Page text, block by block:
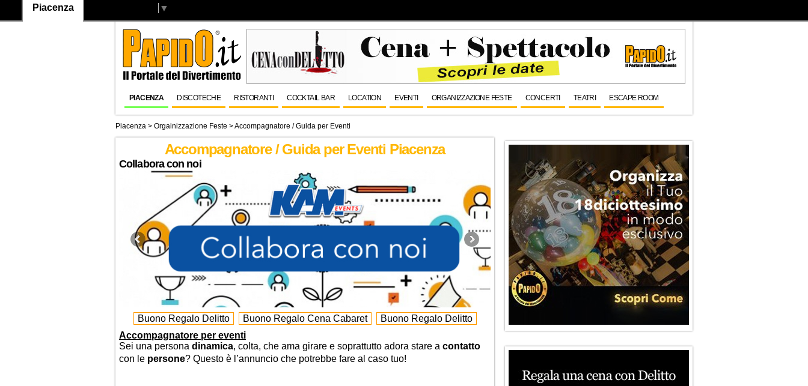
Piacenza ▼
PIACENZA DISCOTECHE RISTORANTI COCKTAIL BAR LOCATION EVENTI ORGANIZZAZIONE FESTE CONCERTI TEATRI ESCAPE ROOM
Piacenza > Orgainizzazione Feste > Accompagnatore / Guida per Eventi
Accompagnatore / Guida per Eventi Piacenza
Collabora con noi
Buono Regalo Delitto Buono Regalo Cena Cabaret
Buono Regalo Delitto
Accompagnatore per eventi
Sei una persona dinamica, colta, che ama girare e soprattutto adora stare a contatto
con le persone? Questo è l’annuncio che potrebbe fare al caso tuo!